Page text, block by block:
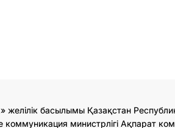
желілік басылымы Қазақстан
министрлігі Ақпарат